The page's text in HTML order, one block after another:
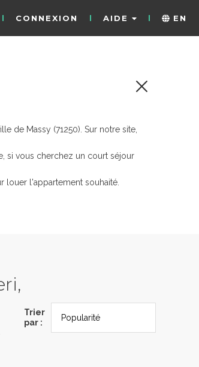
CONNEXION AIDE EN
de Massy (71250). Sur notre site,
si vous cherchez un court séjour
l'appartement souhaité.
Trier
par :